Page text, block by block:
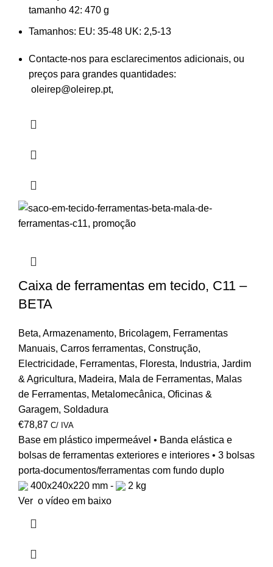
tamanho 42: 470 g
Tamanhos: EU: 35-48 UK: 2,5-13
Contacte-nos para esclarecimentos adicionais, ou
preços para grandes quantidades:
oleirep@oleirep.pt,
Caixa de ferramentas em tecido, C11 –
BETA
Beta, Armazenamento, Bricolagem, Ferramentas
Manuais, Carros ferramentas, Construção,
Electricidade, Ferramentas, Floresta, Industria, Jardim
& Agricultura, Madeira, Mala de Ferramentas, Malas
de Ferramentas, Metalomecânica, Oficinas &
Garagem, Soldadura
€78,87 C/ IVA
Base em plástico impermeável • Banda elástica e
bolsas de ferramentas exteriores e interiores • 3 bolsas
porta-documentos/ferramentas com fundo duplo
400x240x220 mm -
2 kg
Ver o vídeo em baixo